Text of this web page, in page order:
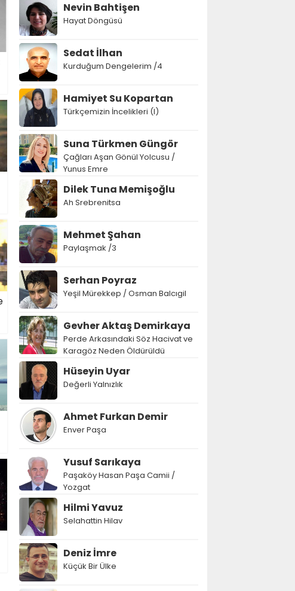
Nevin Bahtişen
Hayat Döngüsü
Sedat İlhan
Kurduğum Dengelerim /4
Hamiyet Su Kopartan
Türkçemizin İncelikleri (I)
Suna Türkmen Güngör
Çağları Aşan Gönül Yolcusu /
Yunus Emre
Dilek Tuna Memişoğlu
Ah Srebrenitsa
Mehmet Şahan
Paylaşmak /3
Serhan Poyraz
Yeşil Mürekkep / Osman Balcıgil
Gevher Aktaş Demirkaya
Perde Arkasındaki Söz Hacivat ve
Karagöz Neden Öldürüldü
Hüseyin Uyar
Değerli Yalnızlık
Ahmet Furkan Demir
Enver Paşa
Yusuf Sarıkaya
Paşaköy Hasan Paşa Camii /
Yozgat
Hilmi Yavuz
Selahattin Hilav
Deniz İmre
Küçük Bir Ülke